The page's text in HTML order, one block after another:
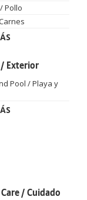
Pollo
Exterior
Pool / Playa y
/ Cuidado